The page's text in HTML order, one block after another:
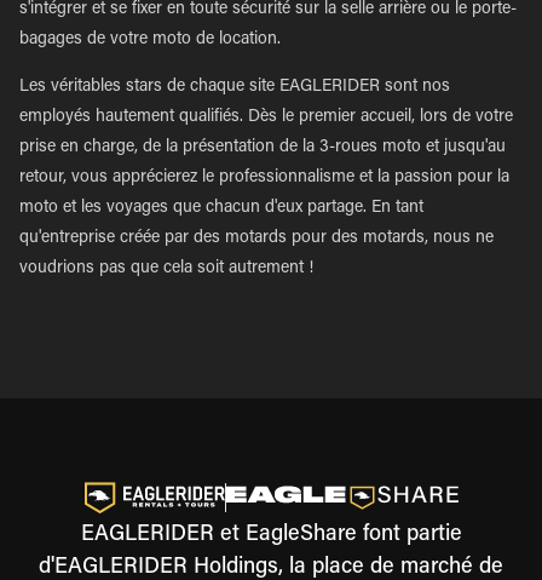
s'intégrer et se fixer en toute sécurité sur la selle arrière ou le porte-
bagages de votre moto de location.
Les véritables stars de chaque site EAGLERIDER sont nos
employés hautement qualifiés. Dès le premier accueil, lors de votre
prise en charge, de la présentation de la 3-roues moto et jusqu'au
retour, vous apprécierez le professionnalisme et la passion pour la
moto et les voyages que chacun d'eux partage. En tant
qu'entreprise créée par des motards pour des motards, nous ne
voudrions pas que cela soit autrement !
EAGLERIDER et EagleShare font partie
d'EAGLERIDER Holdings, la place de marché de